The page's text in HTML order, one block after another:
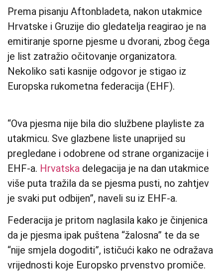
Prema pisanju Aftonbladeta, nakon utakmice
Hrvatske i Gruzije dio gledatelja reagirao je na
emitiranje sporne pjesme u dvorani, zbog čega
je list zatražio očitovanje organizatora.
Nekoliko sati kasnije odgovor je stigao iz
Europska rukometna federacija (EHF).
“Ova pjesma nije bila dio službene playliste za
utakmicu. Sve glazbene liste unaprijed su
pregledane i odobrene od strane organizacije i
EHF-a. Hrvatska delegacija je na dan utakmice
više puta tražila da se pjesma pusti, no zahtjev
je svaki put odbijen”, naveli su iz EHF-a.
Federacija je pritom naglasila kako je činjenica
da je pjesma ipak puštena “žalosna” te da se
“nije smjela dogoditi”, ističući kako ne odražava
vrijednosti koje Europsko prvenstvo promiče.